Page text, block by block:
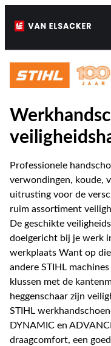
Professionele
verwondingen, koude,
uitrusting voor de
ruim assortiment
De geschikte
doelgericht bij je werk
werkplaats Want op
andere STIHL
klussen met de
heggenschaar zijn
STIHL
DYNAMIC en
draagcomfort, een